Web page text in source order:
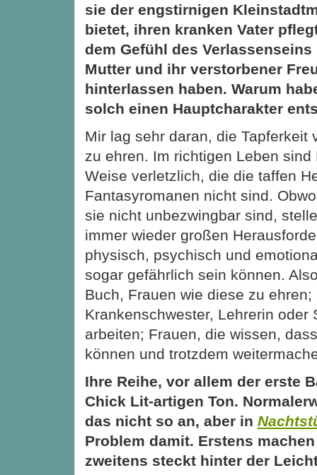
sie der engstirnigen
bietet, ihren kranken Vater
dem Gefühl des
Mutter und ihr verstorbener
hinterlassen haben. Warum
solch einen Hauptcharakter
Mir lag sehr daran, die Tapferkeit
zu ehren. Im richtigen Leben sind
Weise verletzlich, die die taffen
Fantasyromanen nicht sind.
sie nicht unbezwingbar sind,
immer wieder großen
physisch, psychisch und
sogar gefährlich sein können.
Buch, Frauen wie diese zu
Krankenschwester, Lehrerin oder
arbeiten; Frauen, die wissen,
können und trotzdem
Ihre Reihe, vor allem der erste
Chick Lit-artigen Ton.
das nicht so an, aber in
Problem damit. Erstens
zweitens steckt hinter der